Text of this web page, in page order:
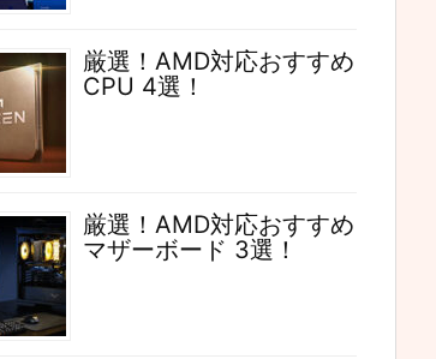
厳選！AMD対応おすすめ
CPU 4選！
厳選！AMD対応おすすめ
マザーボード 3選！